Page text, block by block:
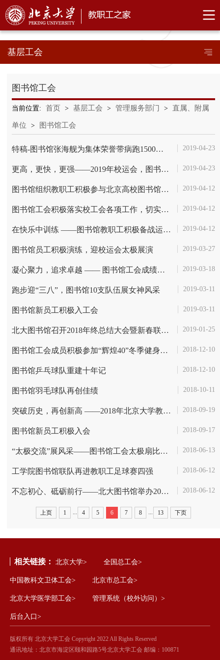
基层工会
图书馆工会
当前位置: 首页 > 基层工会 > 管理服务部门 > 直属、附属
单位 > 图书馆工会
特稿-图书馆张海舰为集体荣誉带病跑1500米比赛 2019-04-23
更高，更快，更强——2019年校运会，图书馆再夺亚军 2019-04-23
图书馆组织教职工积极参与北京高校图书馆第十一届运动会 2019-04-12
图书馆工会积极落实校工会各项工作，切实保障教职工权益 2019-04-12
在快乐中训练 ——图书馆教职工积极备战运动会 2019-04-12
图书馆员工积极演练，迎校运会太极展演 2019-03-27
凝心聚力，追求卓越 —— 图书馆工会成绩斐然 2019-03-18
跑步迎“三八”，图书馆10支队伍展女神风采 2019-03-11
图书馆新员工积极入工会 2019-03-11
北大图书馆召开2018年终总结大会暨新春联欢会 2019-01-25
图书馆工会成员积极参加“辉煌40”冬季健身活动 2018-12-10
图书馆乒乓球队重建十年记 2018-12-10
图书馆羽毛球队再创佳绩 2018-10-11
突破历史，再创新高 ——2018年北京大学教职工毽球比赛图书馆二队荣获殿... 2018-09-19
图书馆新员工积极入会 2018-09-17
“太极交流”展风采——图书馆工会太极扇比赛纪实 2018-06-13
工学院图书馆联队再进教职工足球赛四强 2018-06-12
不忘初心、砥砺前行——北大图书馆举办2018拔河比赛 2018-06-12
上页 1 4 5 6 7 8 13 下页
相关链接： 北京大学> 全国总工会>
中国教科文卫体工会> 北京市总工会>
北京大学医学部工会> 管理系统（校外访问）>
后台入口>
版权所有 北京大学工会 Copyright 2022 All Rights Reserved
通讯地址：北京市海淀区颐和园路5号北京大学工会 邮编：100871